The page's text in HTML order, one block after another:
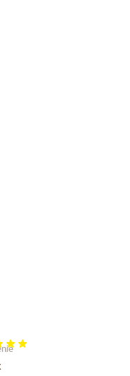
hodnotení: 1